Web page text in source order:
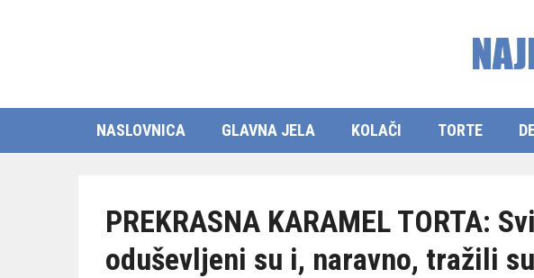
NASLOVNICA GLAVNA JELA KOLAČI TORTE
PREKRASNA KARAMEL TORTA:
oduševljeni su i, naravno, tražili